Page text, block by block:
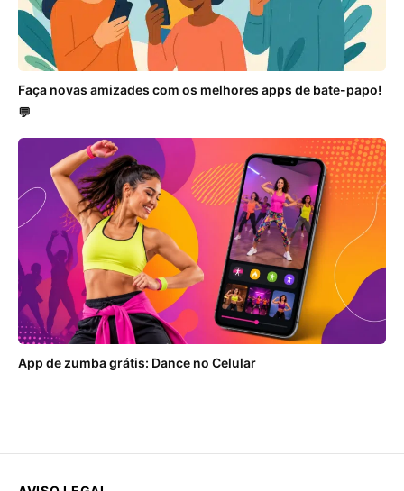
Faça novas amizades com os melhores apps de bate-papo!
💬
App de zumba grátis: Dance no Celular